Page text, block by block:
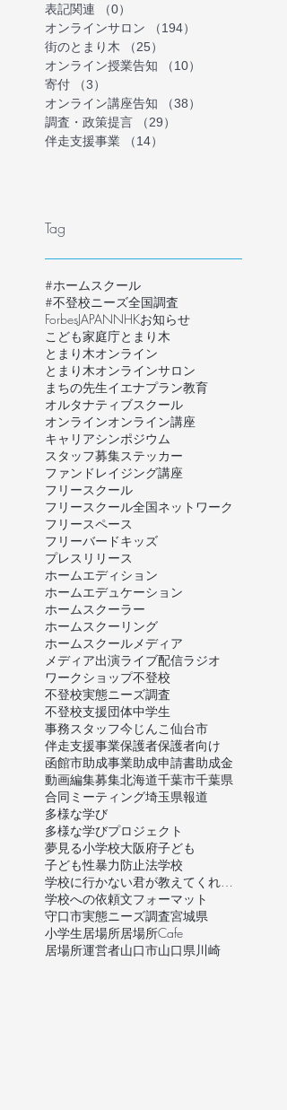
表記関連 （0）
オンラインサロン
（194）
街のとまり木
（25）
オンライン授業告知
（10）
寄付
（3）
オンライン講座告知
（38）
調査・政策提言
（29）
伴走支援事業
（14）
Tag
#ホームスクール
#不登校ニーズ全国調査
ForbesJAPANNHKお知らせ
こども家庭庁とまり木
とまり木オンライン
とまり木オンラインサロン
まちの先生イエナプラン教育
オルタナティブスクール
オンラインオンライン講座
キャリアシンポジウム
スタッフ募集ステッカー
ファンドレイジング講座
フリースクール
フリースクール全国ネットワーク
フリースペース
フリーバードキッズ
プレスリリース
ホームエディション
ホームエデュケーション
ホームスクーラー
ホームスクーリング
ホームスクールメディア
メディア出演ライブ配信ラジオ
ワークショップ不登校
不登校実態ニーズ調査
不登校支援団体中学生
事務スタッフ今じんこ仙台市
伴走支援事業保護者保護者向け
函館市助成事業助成申請書助成金
動画編集募集北海道千葉市千葉県
合同ミーティング埼玉県報道
多様な学び
多様な学びプロジェクト
夢見る小学校大阪府子ども
子ども性暴力防止法学校
学校に行かない君が教えてくれたこと
学校への依頼文フォーマット
守口市実態ニーズ調査宮城県
小学生居場所居場所Cafe
居場所運営者山口市山口県川崎